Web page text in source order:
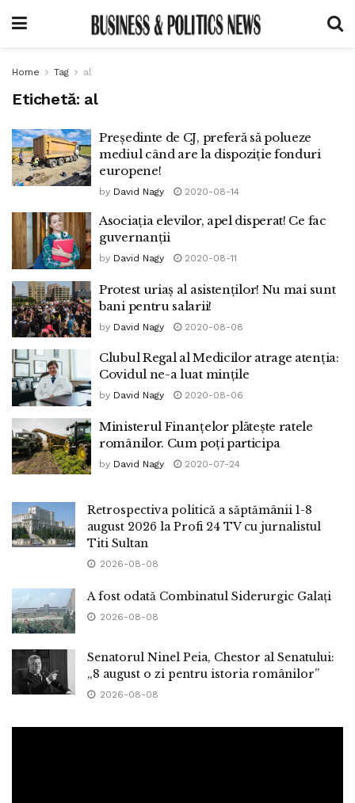
Home Tag al
Etichetă: al
Președinte de CJ, preferă să polueze
mediul când are la dispoziție fonduri
europene!
by David Nagy 2020-08-14
Asociația elevilor, apel disperat! Ce fac
guvernanții
by David Nagy 2020-08-11
Protest uriaș al asistenților! Nu mai sunt
bani pentru salarii!
by David Nagy 2020-08-08
Clubul Regal al Medicilor atrage atenția:
Covidul ne-a luat mințile
by David Nagy 2020-08-06
Ministerul Finanțelor plătește ratele
românilor. Cum poți participa
by David Nagy 2020-07-24
Retrospectiva politică a săptămânii 1-8
august 2026 la Profi 24 TV cu jurnalistul
Titi Sultan
2026-08-08
A fost odată Combinatul Siderurgic Galați
2026-08-08
Senatorul Ninel Peia, Chestor al Senatului:
„8 august o zi pentru istoria românilor”
2026-08-08